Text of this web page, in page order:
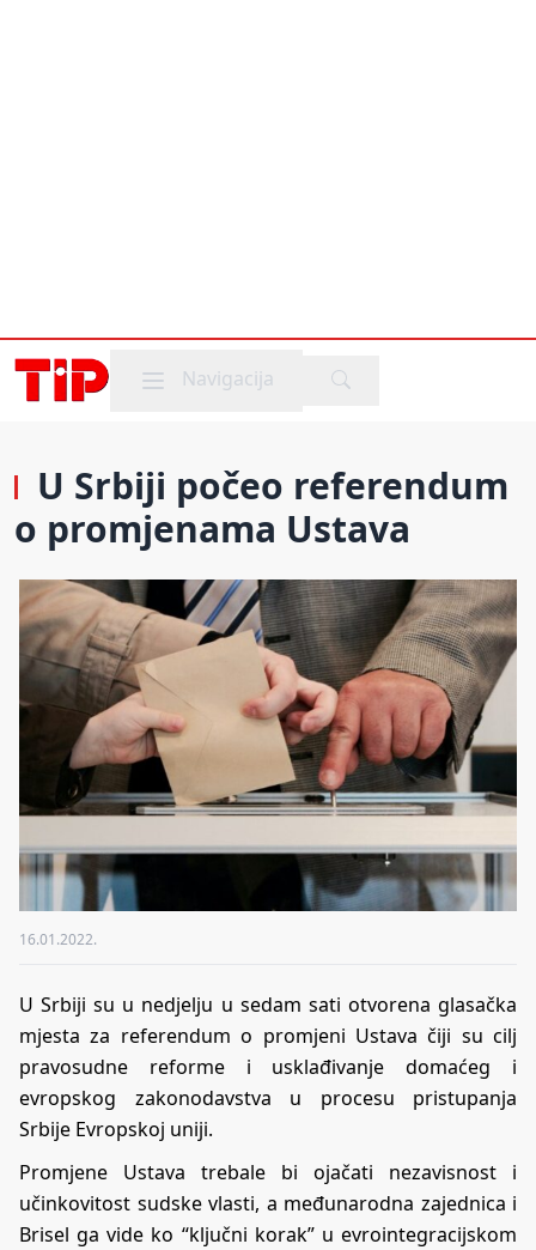
Mobile menu
Navigacija
U Srbiji počeo referendum
o promjenama Ustava
16.01.2022.
U Srbiji su u nedjelju u sedam sati otvorena glasačka
mjesta za referendum o promjeni Ustava čiji su cilj
pravosudne reforme i usklađivanje domaćeg i
evropskog zakonodavstva u procesu pristupanja
Srbije Evropskoj uniji.
Promjene Ustava trebale bi ojačati nezavisnost i
učinkovitost sudske vlasti, a međunarodna zajednica i
Brisel ga vide ko “ključni korak” u evrointegracijskom